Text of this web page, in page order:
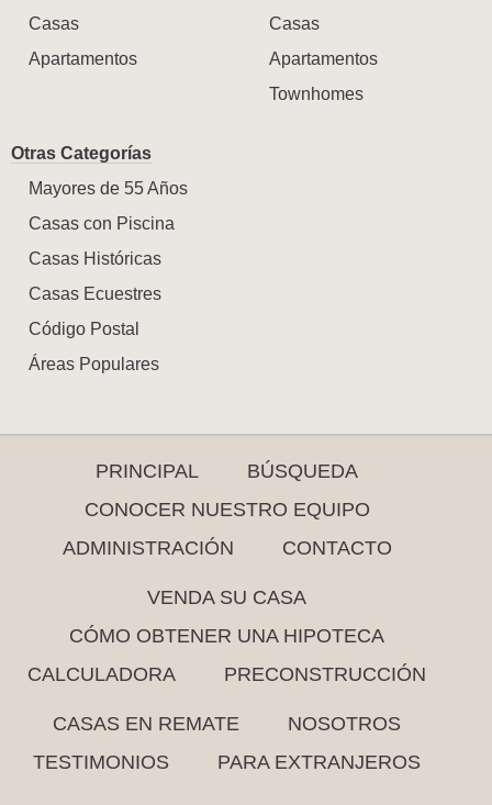
Casas
Apartamentos
Casas
Apartamentos
Townhomes
Otras Categorías
Mayores de 55 Años
Casas con Piscina
Casas Históricas
Casas Ecuestres
Código Postal
Áreas Populares
PRINCIPAL
BÚSQUEDA
CONOCER NUESTRO EQUIPO
ADMINISTRACIÓN
CONTACTO
VENDA SU CASA
CÓMO OBTENER UNA HIPOTECA
CALCULADORA
PRECONSTRUCCIÓN
CASAS EN REMATE
NOSOTROS
TESTIMONIOS
PARA EXTRANJEROS